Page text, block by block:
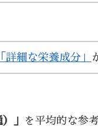
「詳細な栄養成分」
」
を平均的な参